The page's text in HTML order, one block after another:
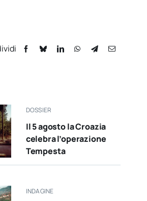
DOSSIER
Il 5 agosto la Croazia
celebra l’operazione
Tempesta
INDAGINE